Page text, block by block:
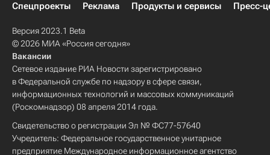
Спецпроекты
Реклама Продукты и сервисы Пресс-
Версия 2023.1 Beta
© 2026 МИА «Россия сегодня»
Вакансии
Сетевое издание РИА Новости зарегистрировано
в Федеральной службе по надзору в сфере связи,
информационных технологий и массовых коммуникаций
(Роскомнадзор) 08 апреля 2014 года.
Свидетельство о регистрации Эл № ФС77-57640
Учредитель: Федеральное государственное унитарное
предприятие Международное информационное агентство